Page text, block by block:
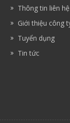
Thông tin liên hệ
Giới thiệu công
Tuyển dụng
Tin tức